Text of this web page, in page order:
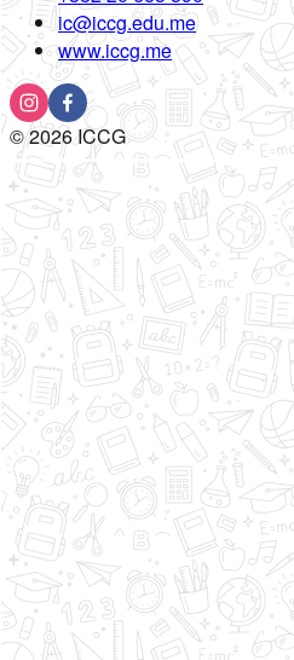
ic@iccg.edu.me
www.iccg.me
©2026ICCG